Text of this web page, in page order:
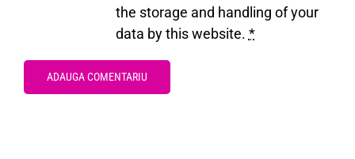
the storage and handling of your
data by this website. *